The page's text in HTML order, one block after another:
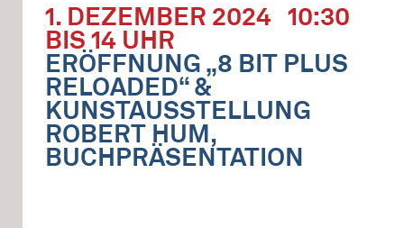
1. DEZEMBER 2024 10:30
BIS 14 UHR
ERÖFFNUNG „8 BIT PLUS
RELOADED“ &
KUNSTAUSSTELLUNG
ROBERT HUM,
BUCHPRÄSENTATION